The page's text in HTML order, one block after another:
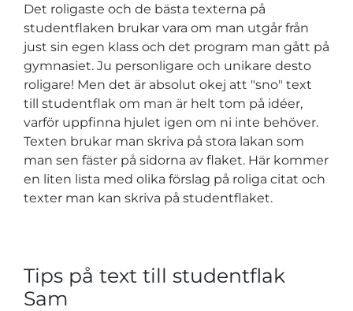
Det roligaste och de bästa texterna på
studentflaken brukar vara om man utgår från
just sin egen klass och det program man gått på
gymnasiet. Ju personligare och unikare desto
roligare! Men det är absolut okej att "sno" text
till studentflak om man är helt tom på idéer,
varför uppfinna hjulet igen om ni inte behöver.
Texten brukar man skriva på stora lakan som
man sen fäster på sidorna av flaket. Här kommer
en liten lista med olika förslag på roliga citat och
texter man kan skriva på studentflaket.
Tips på text till studentflak
Sam